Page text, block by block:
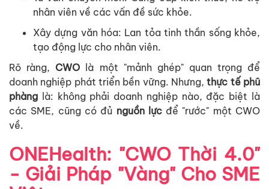
nhân viên về các vấn đề sức khỏe.
Xây dựng văn hóa: Lan tỏa tinh thần sống khỏe,
tạo động lực cho nhân viên.
Rõ ràng, CWO là một "mảnh ghép" quan trọng để
doanh nghiệp phát triển bền vững. Nhưng,thực tế phũ
phàng là: không phải doanh nghiệp nào, đặc biệt là
các SME, cũng có đủ nguồn lực để "rước" một CWO
về.
ONEHealth: "CWO Thời 4.0"
- Giải Pháp "Vàng" Cho SME